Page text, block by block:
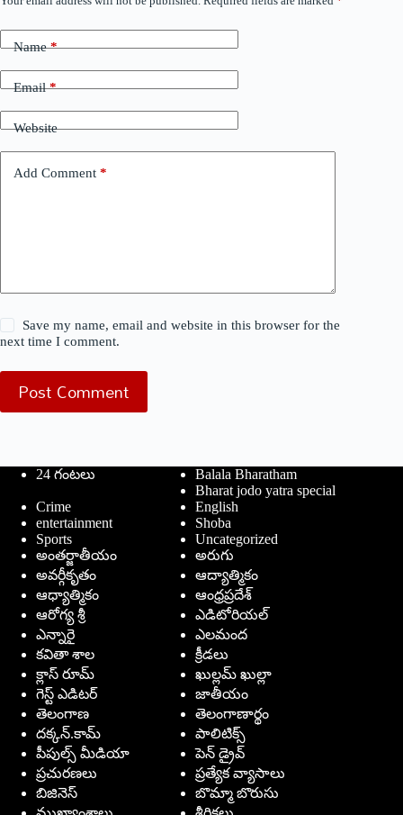
Name*
Email*
Website
Add Comment *
Save my name, email and website in this browser for the
next time I comment.
Post Comment
24 గంటలు
Balala Bharatham
Bharat jodo yatra special
Crime
English
entertainment
Shoba
Sports
Uncategorized
అంతర్జాతీయం
అరుగు
అవర్గీకృతం
ఆద్యాత్మికం
ఆధ్యాత్మికం
ఆంధ్రప్రదేశ్
ఆరోగ్య శ్రీ
ఎడిటోరియల్
ఎన్నారై
ఎలమంద
కవితా శాల
క్రీడలు
క్లాస్ రూమ్
ఖుల్లమ్ ఖుల్లా
గెస్ట్ ఎడిటర్
జాతీయం
తెలంగాణ
తెలంగాణార్థం
దక్కన్.కామ్
పాలిటిక్స్
పీపుల్స్ ‌మీడియా
పెన్ డ్రైవ్
ప్రచురణలు
ప్రత్యేక వ్యాసాలు
బిజినెస్
బొమ్మా బొరుసు